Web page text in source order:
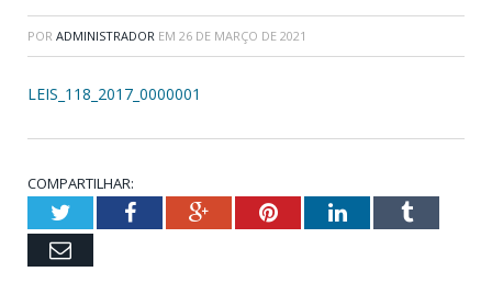
POR ADMINISTRADOR EM 26 DE MARÇO DE 2021
LEIS_118_2017_0000001
COMPARTILHAR:
TwitterFacebookGoogle+PinterestLinkedInTumblr
Email